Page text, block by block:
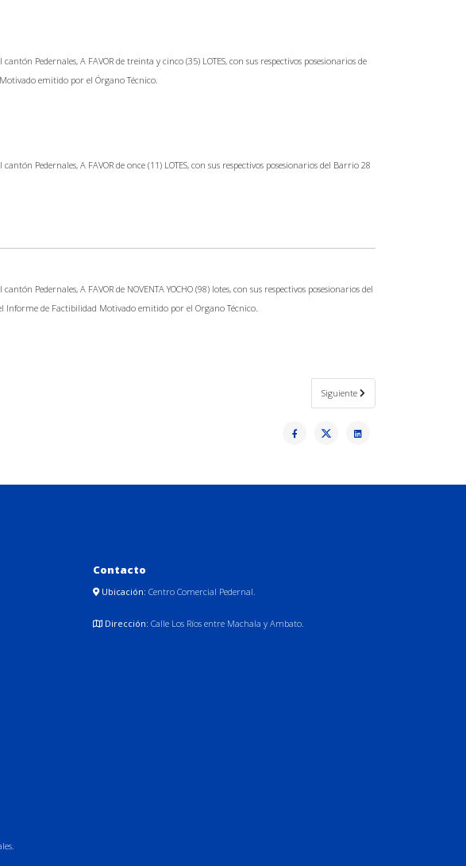
cantón Pedernales, A FAVOR de treinta y cinco (35) LOTES, con sus respectivos posesionarios de
emitido por el Órgano Técnico.
cantón Pedernales, A FAVOR de once (11) LOTES, con sus respectivos posesionarios del Barrio 28
Pedernales, A FAVOR de NOVENTA YOCHO (98) lotes, con sus respectivos posesionarios del
Informe de Factibilidad Motivado emitido por el Organo Técnico.
Artículo siguiente: El alcalde Oscar
Siguiente
Contacto
Ubicación: Centro Comercial Pedernal.
Dirección: Calle Los Ríos entre Machala y Ambato.